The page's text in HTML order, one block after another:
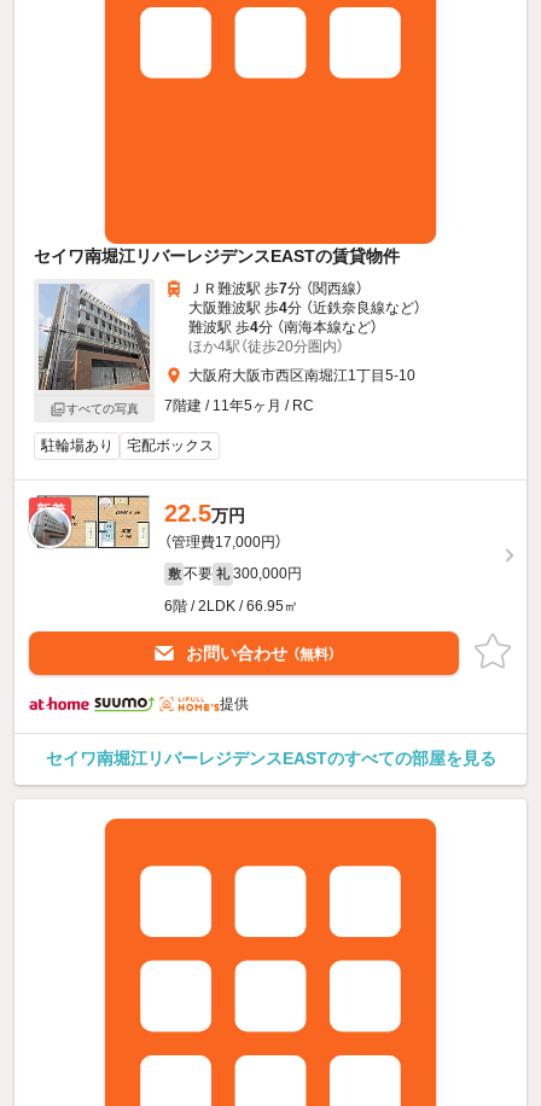
セイワ南堀江リバーレジデンスEASTの賃貸物件
すべての写真
ＪＲ難波駅 歩7分 （関西線）
大阪難波駅 歩4分 （近鉄奈良線など）
難波駅 歩4分 （南海本線など）
ほか4駅（徒歩20分圏内）
大阪府大阪市西区南堀江1丁目5-10
7階建 / 11年5ヶ月 / RC
駐輪場あり 宅配ボックス
新着 22.5万円
（管理費17,000円）
敷 不要 礼 300,000円
6階 / 2LDK / 66.95㎡
お問い合わせ （無料）
提供
セイワ南堀江リバーレジデンスEASTのすべての部屋を見る